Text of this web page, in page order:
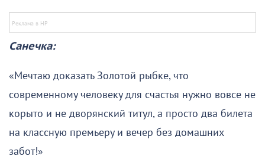
Санечка:
«Мечтаю доказать Золотой рыбке, что
современному человеку для счастья нужно вовсе не
корыто и не дворянский титул, а просто два билета
на классную премьеру и вечер без домашних
забот!»